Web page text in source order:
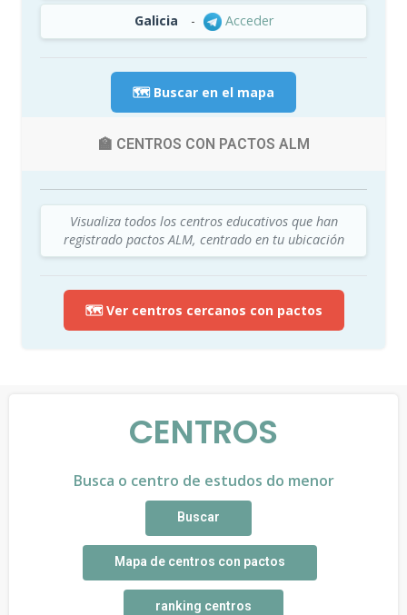
Galicia - Acceder
🗺️ Buscar en el mapa
🏫 CENTROS CON PACTOS ALM
Visualiza todos los centros educativos que han
registrado pactos ALM, centrado en tu ubicación
🗺️ Ver centros cercanos con pactos
CENTROS
Busca o centro de estudos do menor
Buscar
Mapa de centros con pactos
ranking centros